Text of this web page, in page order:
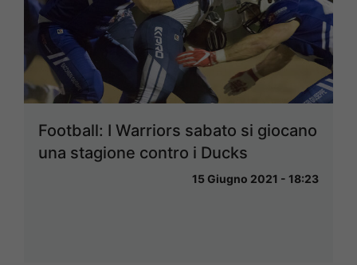
Football: I Warriors sabato si giocano
una stagione contro i Ducks
15 Giugno 2021 - 18:23